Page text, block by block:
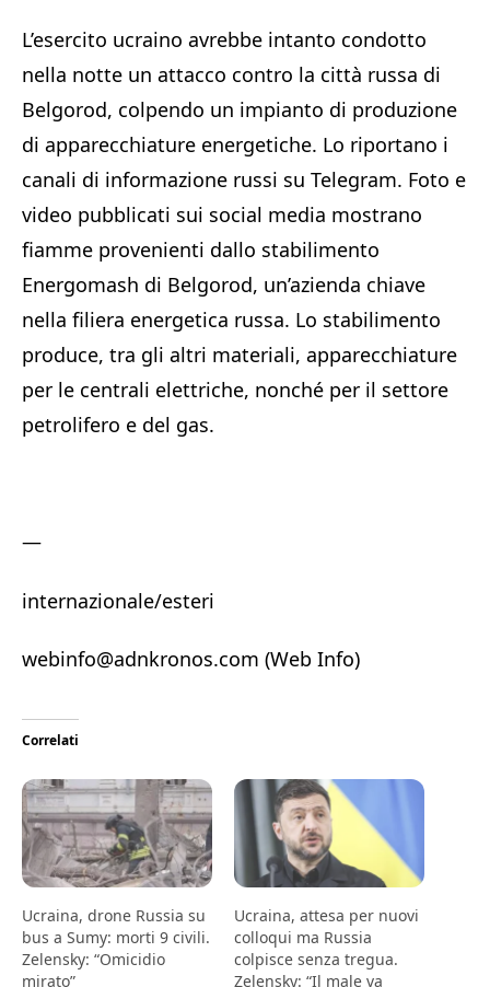
L’esercito ucraino avrebbe intanto condotto
nella notte un attacco contro la città russa di
Belgorod, colpendo un impianto di produzione
di apparecchiature energetiche. Lo riportano i
canali di informazione russi su Telegram. Foto e
video pubblicati sui social media mostrano
fiamme provenienti dallo stabilimento
Energomash di Belgorod, un’azienda chiave
nella filiera energetica russa. Lo stabilimento
produce, tra gli altri materiali, apparecchiature
per le centrali elettriche, nonché per il settore
petrolifero e del gas.
—
internazionale/esteri
webinfo@adnkronos.com (Web Info)
Correlati
Ucraina, drone Russia su
bus a Sumy: morti 9 civili.
Zelensky: “Omicidio
mirato”
Ucraina, attesa per nuovi
colloqui ma Russia
colpisce senza tregua.
Zelensky: “Il male va